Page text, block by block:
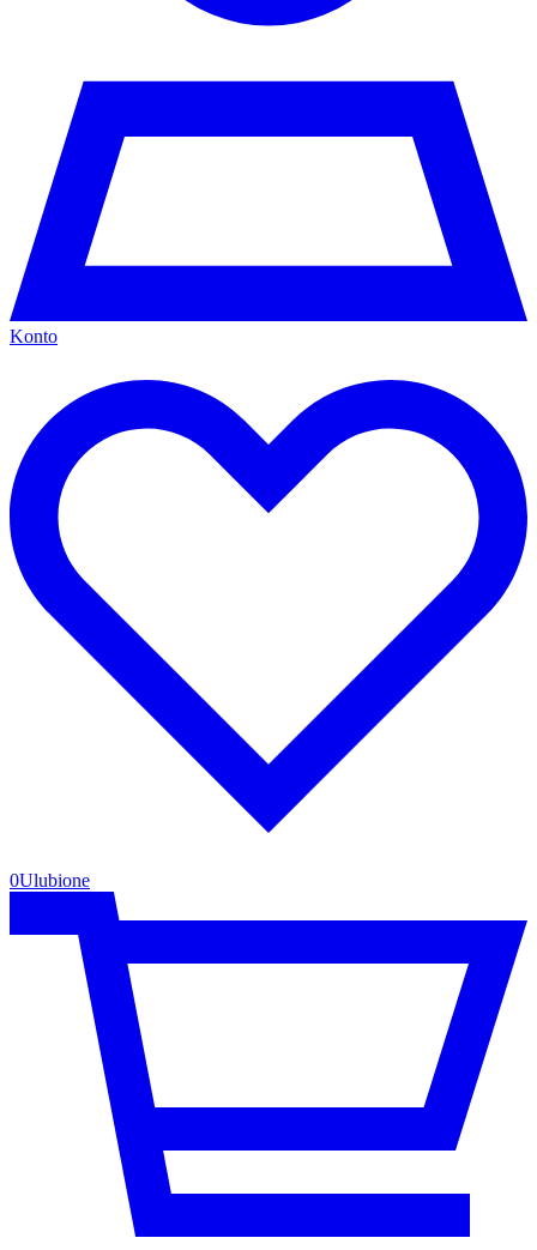
Konto
0Ulubione